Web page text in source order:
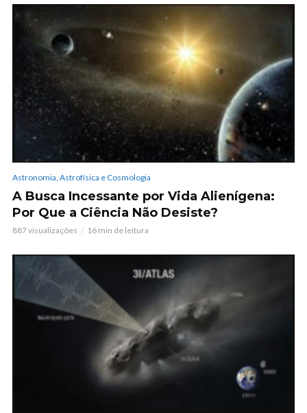
Astronomia, Astrofísica e Cosmologia
A Busca Incessante por Vida Alienígena:
Por Que a Ciência Não Desiste?
887 visualizações 16 min de leitura